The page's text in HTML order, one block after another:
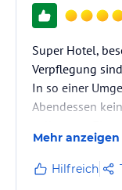
Super Hotel,
Verpflegung
In so einer
Abendessen
Tische gedeckt
werden. Diese
fielen sofort auf.
Mehr anzeigen
Hilfreich